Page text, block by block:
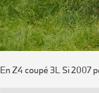
En Z4 coupé 3L Si 2007